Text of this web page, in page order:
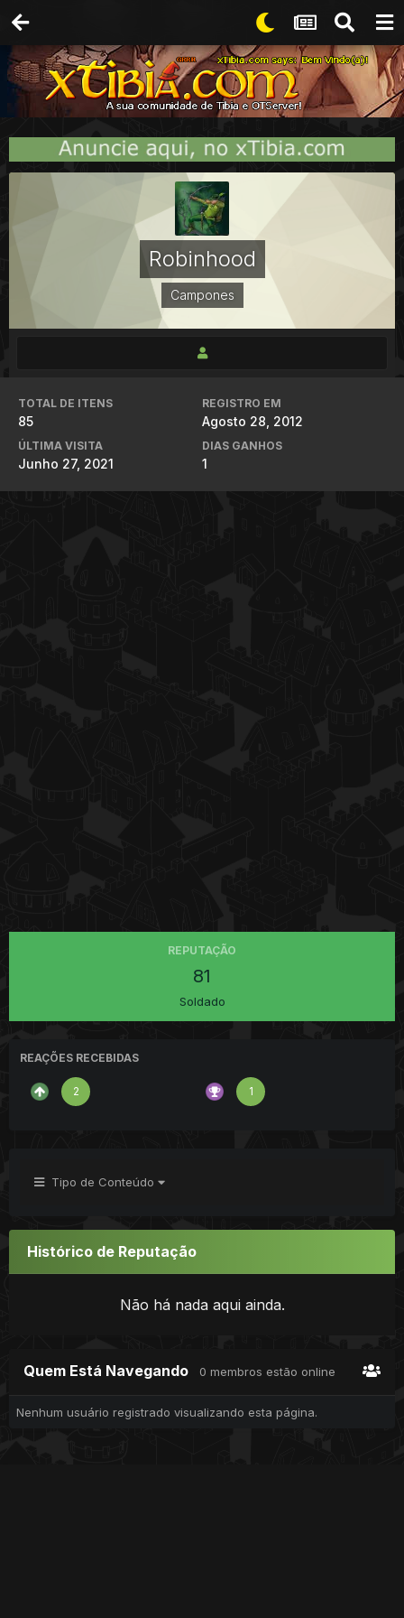
Robinhood
Campones
TOTAL DE ITENS
85
REGISTRO EM
Agosto 28, 2012
ÚLTIMA VISITA
Junho 27, 2021
DIAS GANHOS
1
REPUTAÇÃO
81
Soldado
REAÇÕES RECEBIDAS
2 1
Tipo de Conteúdo
Histórico de Reputação
Não há nada aqui ainda.
Quem Está Navegando 0 membros estão online
Nenhum usuário registrado visualizando esta página.